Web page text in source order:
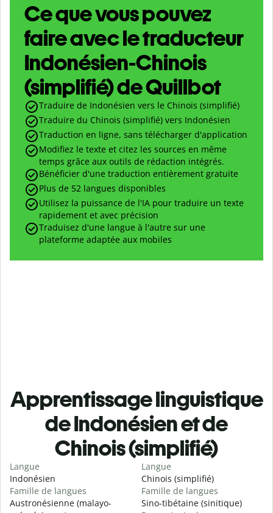
Ce que vous pouvez
faire avec le traducteur
Indonésien-Chinois
(simplifié) de Quillbot
Traduire de Indonésien vers le Chinois (simplifié)
Traduire du Chinois (simplifié) vers Indonésien
Traduction en ligne, sans télécharger d'application
Modifiez le texte et citez les sources en même
temps grâce aux outils de rédaction intégrés.
Bénéficier d'une traduction entièrement gratuite
Plus de 52 langues disponibles
Utilisez la puissance de l'IA pour traduire un texte
rapidement et avec précision
Traduisez d'une langue à l'autre sur une
plateforme adaptée aux mobiles
Apprentissage linguistique
de Indonésien et de
Chinois (simplifié)
Langue
Indonésien
Famille de langues
Austronésienne (malayo-
Langue
Chinois (simplifié)
Famille de langues
Sino-tibétaine (sinitique)